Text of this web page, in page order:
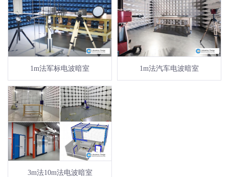
1m法军标电波暗室 1m法汽车电波暗室
3m法10m法电波暗室